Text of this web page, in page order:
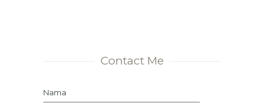
Contact Me
Nama